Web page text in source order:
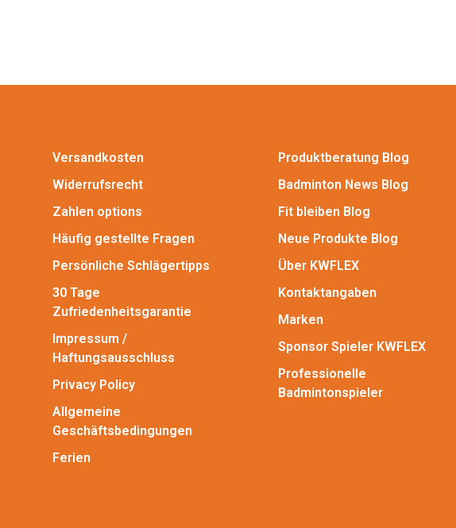
Versandkosten
Widerrufsrecht
Zahlen options
Häufig gestellte Fragen
Persönliche Schlägertipps
30 Tage
Zufriedenheitsgarantie
Impressum /
Haftungsausschluss
Privacy Policy
Allgemeine
Geschäftsbedingungen
Ferien
Produktberatung Blog
Badminton News Blog
Fit bleiben Blog
Neue Produkte Blog
Über KWFLEX
Kontaktangaben
Marken
Sponsor Spieler KWFLEX
Professionelle
Badmintonspieler